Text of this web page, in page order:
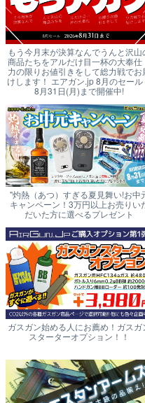
もう今月末が決算なんでうんと沢山
商品たちをアルだけ目一杯の大奉仕
力の限りお値引きをして総力戦でお
けします！ エアガン.jp 8月のセール
8月31日(月)まで開催中!
"灼熱（あつ）すぎる夏見舞い!お中
キャンペーン！3万円以上お売りい
だいた方に選べるプレゼント
ガスガン始める人にお薦め！ガスガ
スターターオプション！！